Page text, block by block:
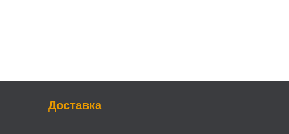
Доставка